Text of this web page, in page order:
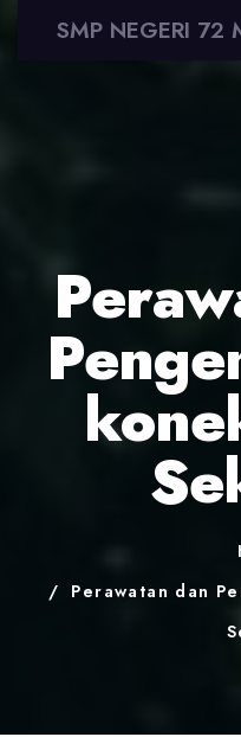
SMP NEGERI 72
Perawatan dan